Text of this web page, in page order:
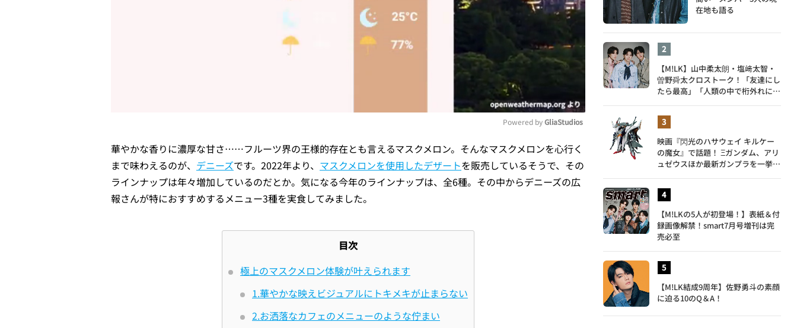
Mute
Powered by GliaStudios
華やかな⾹りに濃厚な⽢さ……フルーツ界の王様的存在とも言えるマスクメロン。そんなマスクメロンを心行く
まで味わえるのが、 デニーズです。2022年より、 マスクメロンを使⽤したデザートを販売しているそうで、その
ラインナップは年々増加しているのだとか。気になる今年のラインナップは、全6種。その中からデニーズの広
報さんが特におすすめするメニュー3種を実食してみました。
目次
極上のマスクメロン体験が叶えられます
1.華やかな映えビジュアルにトキメキが止まらない
2.お洒落なカフェのメニューのような佇まい
在地も語る
【M!LK】山中柔太朗・塩﨑太智・
曽野舜太クロストーク！「友達にし
たら最高」「人類の中で桁外れに面
映画『閃光のハサウェイ キルケー
の魔女』で話題！ Ξガンダム、アリ
ュゼウスほか最新ガンプラを一挙紹
【M!LKの5人が初登場！】表紙＆付
録画像解禁！smart7月号増刊は完
売必至
【M!LK結成9周年】佐野勇斗の素顔
に迫る10のQ＆A！